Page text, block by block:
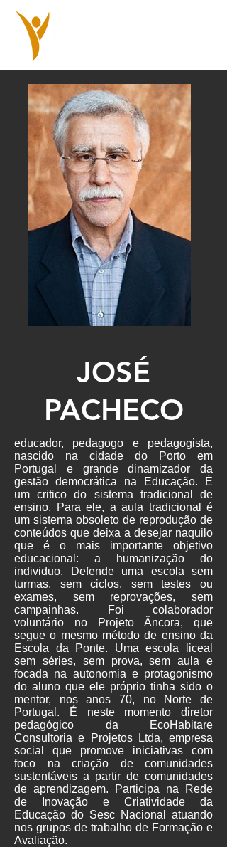
JOSÉ
PACHECO
educador, pedagogo e pedagogista,
nascido na cidade do Porto em
Portugal e grande dinamizador da
gestão democrática na Educação. É
um critico do sistema tradicional de
ensino. Para ele, a aula tradicional é
um sistema obsoleto de reprodução de
conteúdos que deixa a desejar naquilo
que é o mais importante objetivo
educacional: a humanização do
individuo. Defende uma escola sem
turmas, sem ciclos, sem testes ou
exames, sem reprovações, sem
campainhas. Foi colaborador
voluntário no Projeto Âncora, que
segue o mesmo método de ensino da
Escola da Ponte. Uma escola liceal
sem séries, sem prova, sem aula e
focada na autonomia e protagonismo
do aluno que ele próprio tinha sido o
mentor, nos anos 70, no Norte de
Portugal. É neste momento diretor
pedagógico da EcoHabitare
Consultoria e Projetos Ltda, empresa
social que promove iniciativas com
foco na criação de comunidades
sustentáveis a partir de comunidades
de aprendizagem. Participa na Rede
de Inovação e Criatividade da
Educação do Sesc Nacional atuando
nos grupos de trabalho de Formação e
Avaliação.